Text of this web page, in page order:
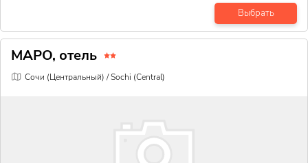
Выбрать
МАРО, отель
Сочи (Центральный) / Sochi (Central)